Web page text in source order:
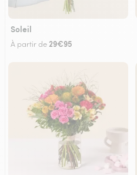
Soleil
À partir de29€95